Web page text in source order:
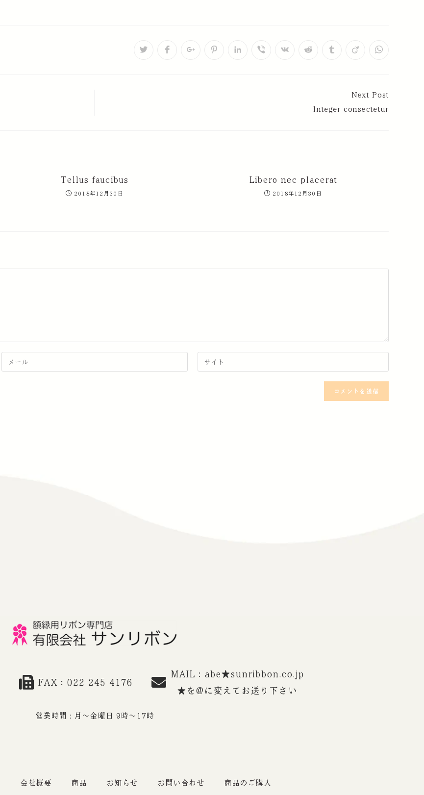
Next Post
Integer consectetur
Tellus faucibus
2018年12月30日
Libero nec placerat
2018年12月30日
FAX：022-245-4176
MAIL：abe★sunribbon.co.jp
★を@に変えてお送り下さい
営業時間 : 月～金曜日 9時～17時
会社概要 商品 お知らせ お問い合わせ 商品のご購入